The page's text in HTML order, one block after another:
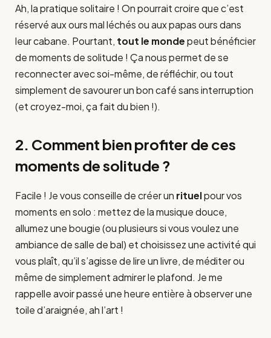
Ah, la pratique solitaire ! On pourrait croire que c’est
réservé aux ours mal léchés ou aux papas ours dans
leur cabane. Pourtant, tout le mondepeut bénéficier
de moments de solitude ! Ça nous permet de se
reconnecter avec soi-même, de réfléchir, ou tout
simplement de savourer un bon café sans interruption
(et croyez-moi, ça fait du bien !).
2. Comment bien profiter de ces
moments de solitude ?
Facile ! Je vous conseille de créer un rituelpour vos
moments en solo : mettez de la musique douce,
allumez une bougie (ou plusieurs si vous voulez une
ambiance de salle de bal) et choisissez une activité qui
vous plaît, qu’il s’agisse de lire un livre, de méditer ou
même de simplement admirer le plafond. Je me
rappelle avoir passé une heure entière à observer une
toile d’araignée, ah l’art !